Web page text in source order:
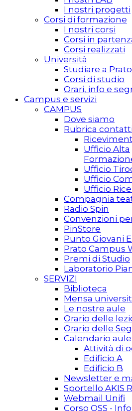
I nostri progetti
Corsi di formazione
I nostri corsi
Corsi in
Corsi realizzati
Università
Studiare a Prato
Corsi di studio
Orari, info e
Campus e servizi
CAMPUS
Dove siamo
Rubrica contatti
Ufficio Alta
Ufficio
Ufficio
Ufficio
Compagnia
Radio Spin
Convenzioni
PinStore
Punto Giovani
Prato Campus
Premi di Studio
Laboratorio
SERVIZI
Biblioteca
Mensa
Le nostre aule
Orario delle
Orario delle
Calendario aule
Attività di
Edificio A
Edificio B
Newsletter e
Sportello AKIS
Webmail Unifi
Corso OSS -